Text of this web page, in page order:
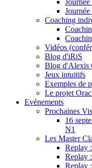
Coaching
Vidéos
Blog d'iRiS
Blog d'Alexis
Jeux intuitifs
Exemples de
Le projet
Evénements
Prochaines
16
N1
Les Master
Replay
Replay
Replay